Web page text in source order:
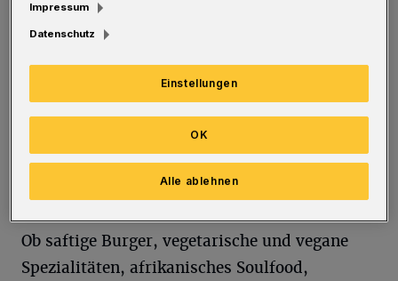
V on 11.30 Uhr bis 21 Uhr bieten
Trucks alles, was das kulinarische Herz
begehrt.Es wird gebrutzelt, gekocht, gedämpft
und gegrillt. Ab 18 Uhr gibt es ein
musikalisches Abendprogramm mit Livemusik
Ob saftige Burger, vegetarische und vegane
Spezialitäten, afrikanisches Soulfood,
Impressum
Datenschutz
Einstellungen
Alle ablehnen
OK